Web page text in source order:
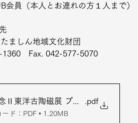
会員（本人とお連れの方１人まで）
ましん地域文化財団
　Fax. 042-577-5070
Ⅱ東洋古陶磁展 プレスリリース A4
.pdf
ード：PDF • 1.20MB